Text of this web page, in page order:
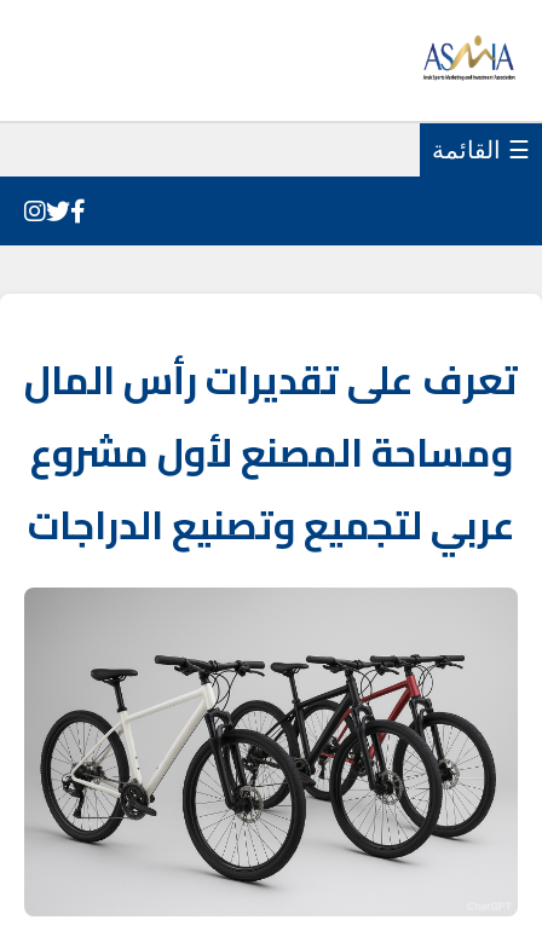
☰ القائمة
تعرف على تقديرات رأس المال
ومساحة المصنع لأول مشروع
عربي لتجميع وتصنيع الدراجات